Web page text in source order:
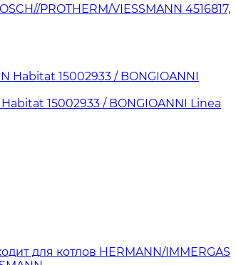
PROTHERM/VIESSMANN 4516817,
15002933 / BONGIOANNI Linea